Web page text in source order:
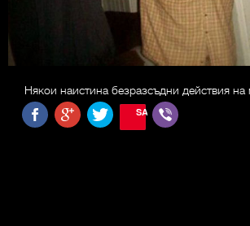
Някои наистина безразсъдни действия на
SAVE